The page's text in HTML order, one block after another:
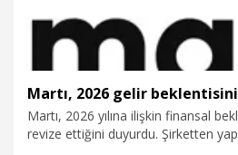
Martı, 2026 yılına ilişkin finansal
revize ettiğini duyurdu. Şirketten